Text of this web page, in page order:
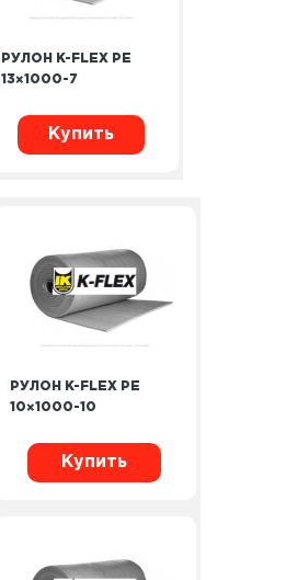
РУЛОН K-FLEX PE
13×1000-7
Купить
РУЛОН K-FLEX PE
10×1000-10
Купить